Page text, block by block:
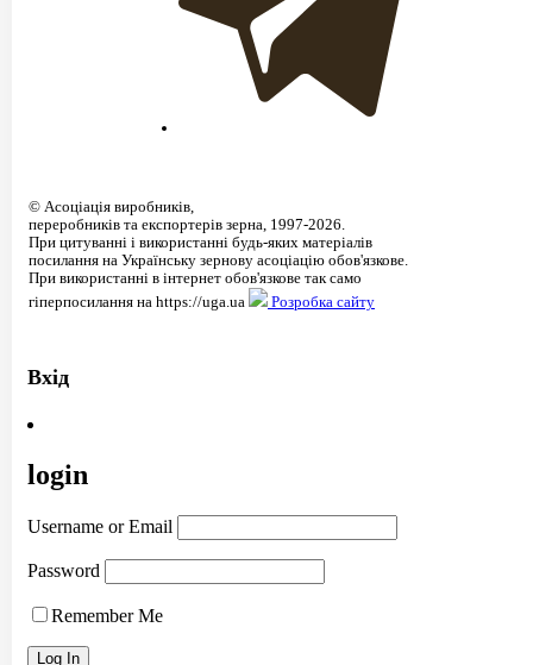
© Асоціація виробників,
переробників та експортерів зерна , 1997-2026.
При цитуванні і використанні будь-яких матеріалів
посилання на Українську зернову асоціацію обов'язкове.
При використанні в інтернет обов'язкове так само
гіперпосилання на https://uga.ua
Розробка сайту
Вхід
login
Username or Email
Password
Remember Me